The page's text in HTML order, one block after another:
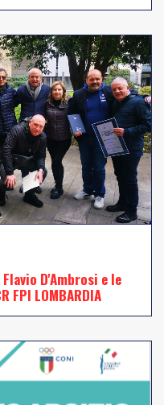
D'Ambrosi e le
LOMBARDIA